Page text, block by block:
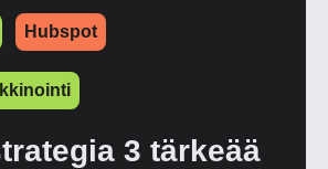
Hubspot
3 tärkeää